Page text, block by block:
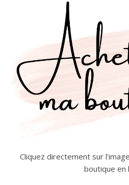
Cliquez directement sur
boutique en